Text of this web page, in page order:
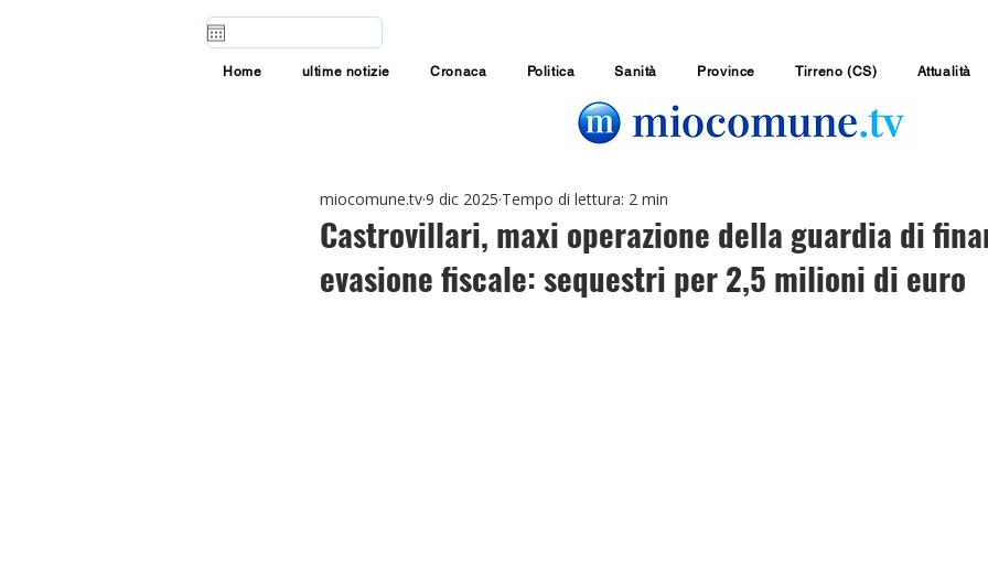
Home ultime notizie Cronaca Politica Sanità Province Tirreno (CS) Attualità
Castrovillari, maxi operazione della guardia di
evasione fiscale: sequestri per 2,5 milioni di euro
miocomune.tv9 dic 2025 Tempo di lettura: 2 min